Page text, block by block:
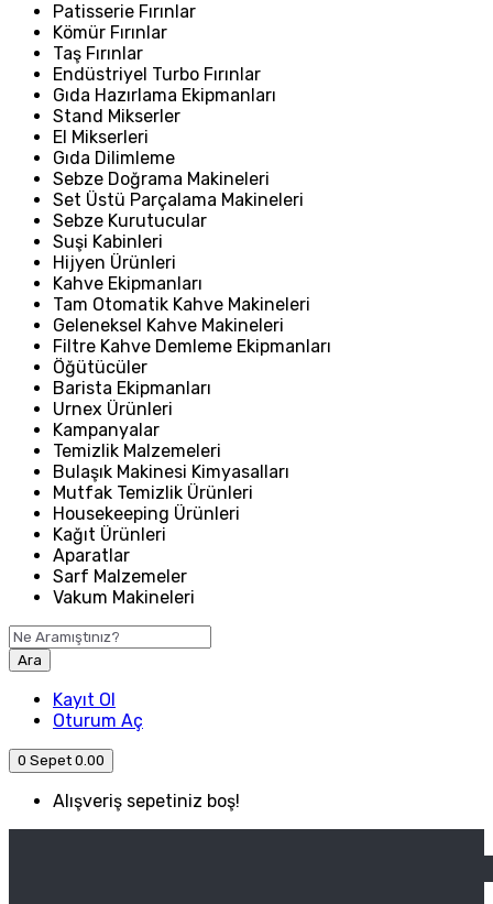
Patisserie Fırınlar
Kömür Fırınlar
Taş Fırınlar
Endüstriyel Turbo Fırınlar
Gıda Hazırlama Ekipmanları
Stand Mikserler
El Mikserleri
Gıda Dilimleme
Sebze Doğrama Makineleri
Set Üstü Parçalama Makineleri
Sebze Kurutucular
Suşi Kabinleri
Hijyen Ürünleri
Kahve Ekipmanları
Tam Otomatik Kahve Makineleri
Geleneksel Kahve Makineleri
Filtre Kahve Demleme Ekipmanları
Öğütücüler
Barista Ekipmanları
Urnex Ürünleri
Kampanyalar
Temizlik Malzemeleri
Bulaşık Makinesi Kimyasalları
Mutfak Temizlik Ürünleri
Housekeeping Ürünleri
Kağıt Ürünleri
Aparatlar
Sarf Malzemeler
Vakum Makineleri
Ara
Kayıt Ol
Oturum Aç
0 Sepet 0.00
Alışveriş sepetiniz boş!